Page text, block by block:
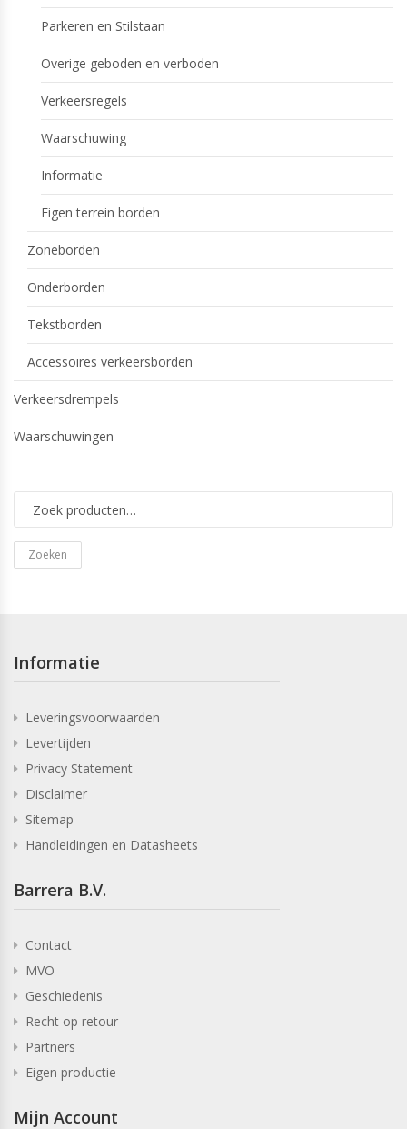
Parkeren en Stilstaan
Overige geboden en verboden
Verkeersregels
Waarschuwing
Informatie
Eigen terrein borden
Zoneborden
Onderborden
Tekstborden
Accessoires verkeersborden
Verkeersdrempels
Waarschuwingen
Zoeken
Informatie
Leveringsvoorwaarden
Levertijden
Privacy Statement
Disclaimer
Sitemap
Handleidingen en Datasheets
Barrera B.V.
Contact
MVO
Geschiedenis
Recht op retour
Partners
Eigen productie
Mijn Account